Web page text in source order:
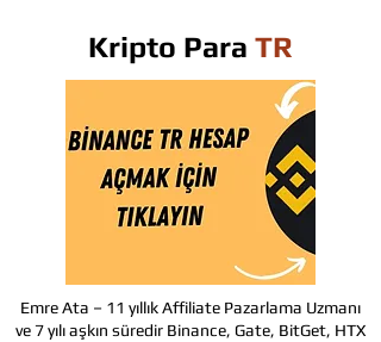
Kripto Para TR
Emre Ata – 11 yıllık Affiliate Pazarlama Uzmanı
ve 7 yılı aşkın süredir Binance, Gate, BitGet, HTX